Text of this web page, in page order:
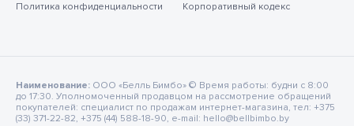
Политика конфиденциальности
Корпоративный кодекс
Наименование: ООО «Белль Бимбо» © Время работы: будни с 8:00
до 17:30. Уполномоченный продавцом на рассмотрение обращений
покупателей: специалист по продажам интернет-магазина, тел: +375
(33) 371-22-82, +375 (44) 588-18-90, e-mail: hello@bellbimbo.by